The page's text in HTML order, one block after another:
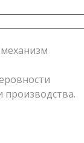
производства.